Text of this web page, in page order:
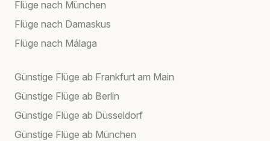
Flüge nach München
Flüge nach Damaskus
Flüge nach Málaga
Günstige Flüge ab Frankfurt am Main
Günstige Flüge ab Berlin
Günstige Flüge ab Düsseldorf
Günstige Flüge ab München